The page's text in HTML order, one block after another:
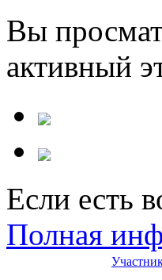
Вы
активный
Если есть
Полная